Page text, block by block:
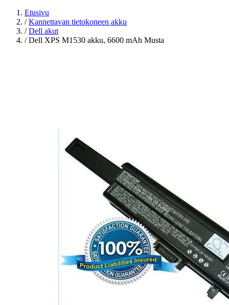
Etusivu
/ Kannettavan tietokoneen akku
/ Dell akut
/ Dell XPS M1530 akku, 6600 mAh Musta